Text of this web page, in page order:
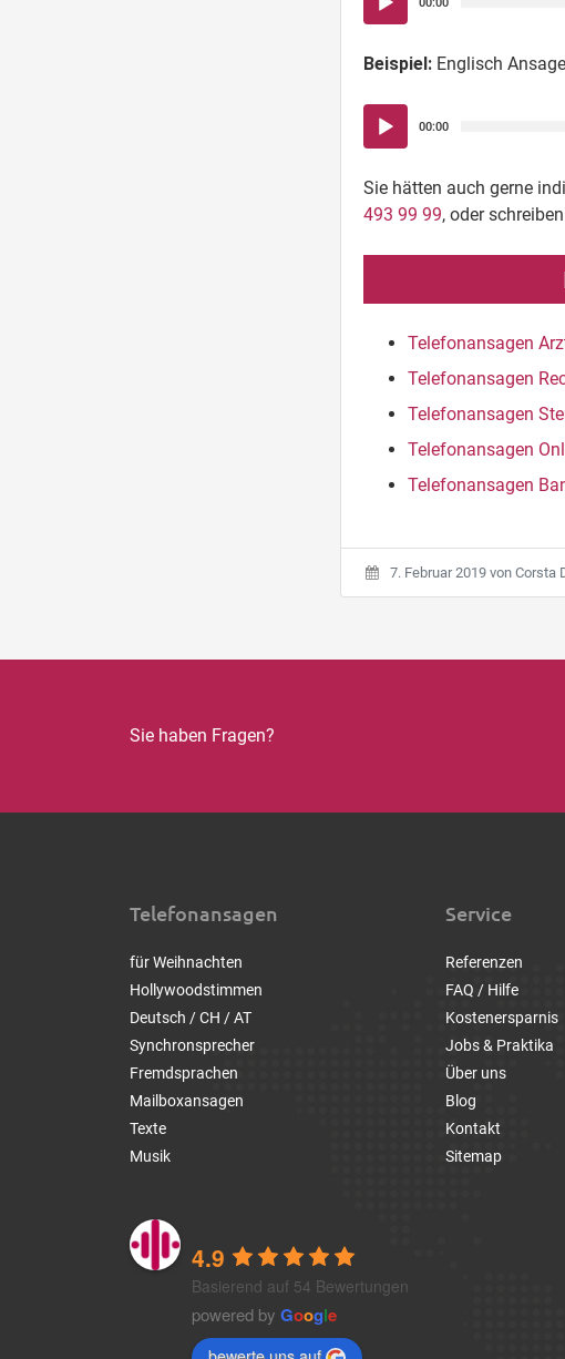
Player
Beispiel: Englisch Ansage
Audio-
Player
00:00
Sie hätten auch gerne
493 99 99, oder
Telefonansagen
Telefonansagen
Telefonansagen
Telefonansagen
Telefonansagen
7. Februar 2019 von Corsta
Sie haben Fragen?
Telefonansagen
für Weihnachten
Hollywoodstimmen
Deutsch / CH / AT
Synchronsprecher
Fremdsprachen
Mailboxansagen
Texte
Musik
4.9
Basierend auf 54 Bewertungen
powered by Google
Service
Referenzen
FAQ / Hilfe
Kostenersparnis
Jobs & Praktika
Über uns
Blog
Kontakt
Sitemap